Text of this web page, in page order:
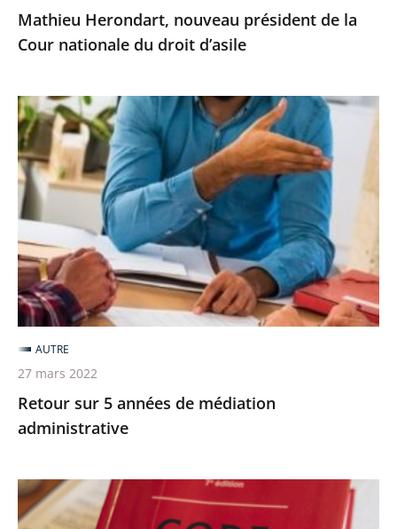
Mathieu Herondart, nouveau président de la
Cour nationale du droit d’asile
Retour
sur
5
années
de
médiation
administrative
Retour sur 5 années de médiation
administrative
AUTRE
27 mars 2022
Retrait
du